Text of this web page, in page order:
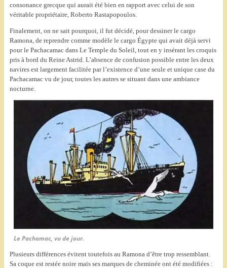
consonance grecque qui aurait été bien en rapport avec celui de son
véritable propriétaire, Roberto Rastapopoulos.
Finalement, on ne sait pourquoi, il fut décidé, pour dessiner le cargo
Ramona, de reprendre comme modèle le cargo Égypte qui avait déjà servi
pour le Pachacamac dans Le Temple du Soleil, tout en y insérant les croquis
pris à bord du Reine Astrid. L’absence de confusion possible entre les deux
navires est largement facilitée par l’existence d’une seule et unique case du
Pachacamac vu de jour, toutes les autres se situant dans une ambiance
nocturne.
Le Pachamac, vu de jour.
Plusieurs différences évitent toutefois au Ramona d’être trop ressemblant.
Sa coque est restée noire mais ses marques de cheminée ont été modifiées :